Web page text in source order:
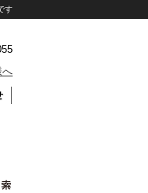
す